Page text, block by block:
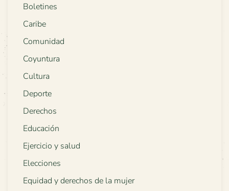
Boletines
Caribe
Comunidad
Coyuntura
Cultura
Deporte
Derechos
Educación
Ejercicio y salud
Elecciones
Equidad y derechos de la mujer